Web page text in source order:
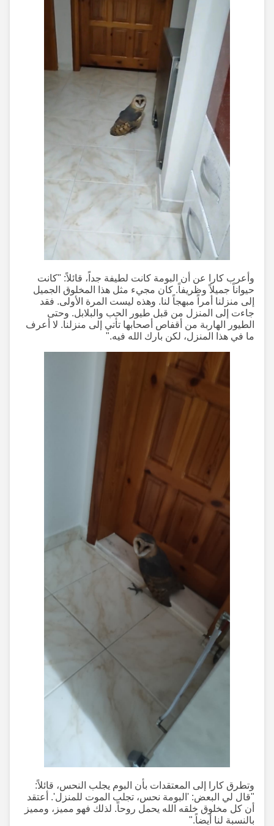
وأعرب كارا عن أن البومة كانت لطيفة جداً، قائلاً: "كانت
حيواناً جميلاً وظريفاً. كان مجيء مثل هذا المخلوق الجميل
إلى منزلنا أمراً مبهجاً لنا. وهذه ليست المرة الأولى. فقد
جاءت إلى المنزل من قبل طيور الحب والبلابل. وحتى
الطيور الهاربة من أقفاص أصحابها تأتي إلى منزلنا. لا أعرف
ما في هذا المنزل، لكن بارك الله فيه."
وتطرق كارا إلى المعتقدات بأن البوم يجلب النحس، قائلاً:
"قال لي البعض: 'البومة نحس، تجلب الموت للمنزل'. أعتقد
أن كل مخلوق خلقه الله يحمل روحاً. لذلك فهو مميز، ومميز
بالنسبة لنا أيضاً."